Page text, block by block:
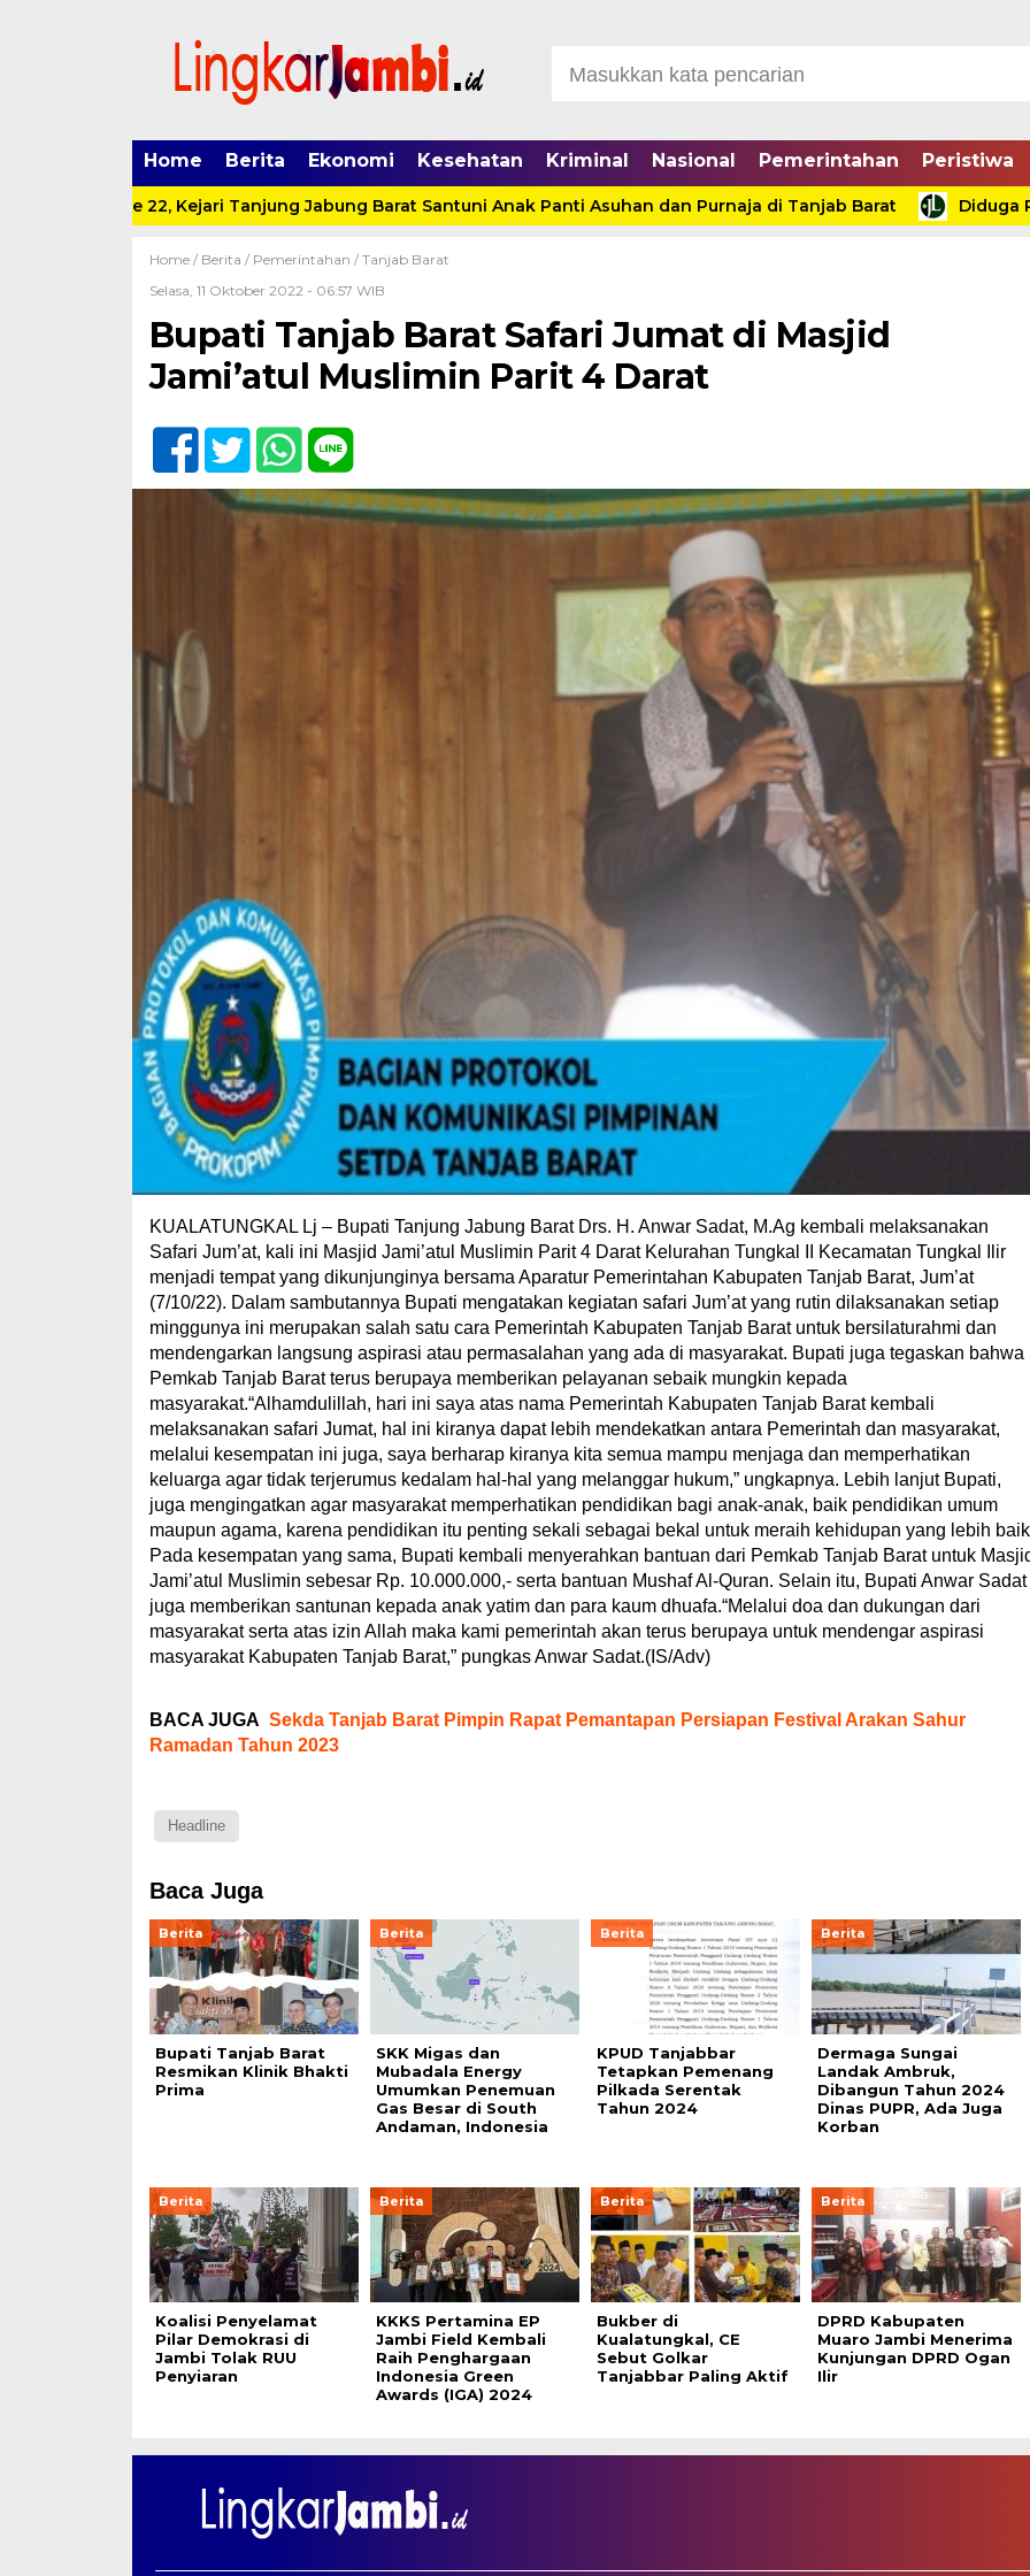
Home Berita Ekonomi Kesehatan Kriminal Nasional Pemerintahan Peristiwa
IAD ke 22, Kejari Tanjung Jabung Barat Santuni Anak Panti Asuhan dan Purnaja di Tanjab Barat Diduga
Home / Berita / Pemerintahan / Tanjab Barat
Selasa, 11 Oktober 2022 - 06:57 WIB
Bupati Tanjab Barat Safari Jumat di Masjid
Jami’atul Muslimin Parit 4 Darat
KUALATUNGKAL Lj – Bupati Tanjung Jabung Barat Drs. H. Anwar Sadat, M.Ag kembali melaksanakan
Safari Jum’at, kali ini Masjid Jami’atul Muslimin Parit 4 Darat Kelurahan Tungkal II Kecamatan Tungkal Ilir
menjadi tempat yang dikunjunginya bersama Aparatur Pemerintahan Kabupaten Tanjab Barat, Jum’at
(7/10/22). Dalam sambutannya Bupati mengatakan kegiatan safari Jum’at yang rutin dilaksanakan setiap
minggunya ini merupakan salah satu cara Pemerintah Kabupaten Tanjab Barat untuk bersilaturahmi dan
mendengarkan langsung aspirasi atau permasalahan yang ada di masyarakat. Bupati juga tegaskan bahwa
Pemkab Tanjab Barat terus berupaya memberikan pelayanan sebaik mungkin kepada
masyarakat.“Alhamdulillah, hari ini saya atas nama Pemerintah Kabupaten Tanjab Barat kembali
melaksanakan safari Jumat, hal ini kiranya dapat lebih mendekatkan antara Pemerintah dan masyarakat,
melalui kesempatan ini juga, saya berharap kiranya kita semua mampu menjaga dan memperhatikan
keluarga agar tidak terjerumus kedalam hal-hal yang melanggar hukum,” ungkapnya. Lebih lanjut Bupati,
juga mengingatkan agar masyarakat memperhatikan pendidikan bagi anak-anak, baik pendidikan umum
maupun agama, karena pendidikan itu penting sekali sebagai bekal untuk meraih kehidupan yang lebih
Pada kesempatan yang sama, Bupati kembali menyerahkan bantuan dari Pemkab Tanjab Barat untuk
Jami’atul Muslimin sebesar Rp. 10.000.000,- serta bantuan Mushaf Al-Quran. Selain itu, Bupati Anwar Sadat
juga memberikan santunan kepada anak yatim dan para kaum dhuafa.“Melalui doa dan dukungan dari
masyarakat serta atas izin Allah maka kami pemerintah akan terus berupaya untuk mendengar aspirasi
masyarakat Kabupaten Tanjab Barat,” pungkas Anwar Sadat.(IS/Adv)
BACA JUGA Sekda Tanjab Barat Pimpin Rapat Pemantapan Persiapan Festival Arakan Sahur
Ramadan Tahun 2023
Headline
Baca Juga
Berita
Bupati Tanjab Barat
Resmikan Klinik Bhakti
Prima
Berita
SKK Migas dan
Mubadala Energy
Umumkan Penemuan
Gas Besar di South
Andaman, Indonesia
Berita
KPUD Tanjabbar
Tetapkan Pemenang
Pilkada Serentak
Tahun 2024
Berita
Dermaga Sungai
Landak Ambruk,
Dibangun Tahun 2024
Dinas PUPR, Ada Juga
Korban
Berita
Koalisi Penyelamat
Pilar Demokrasi di
Jambi Tolak RUU
Penyiaran
Berita
KKKS Pertamina EP
Jambi Field Kembali
Raih Penghargaan
Indonesia Green
Awards (IGA) 2024
Berita
Bukber di
Kualatungkal, CE
Sebut Golkar
Tanjabbar Paling Aktif
Berita
DPRD Kabupaten
Muaro Jambi Menerima
Kunjungan DPRD Ogan
Ilir